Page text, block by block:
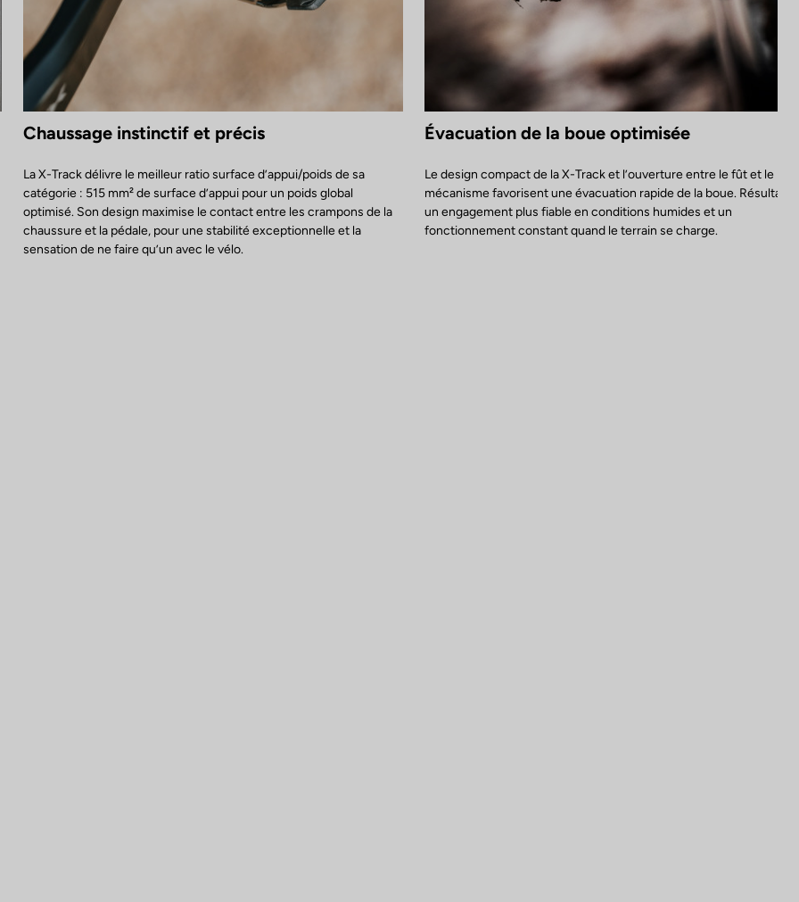
Chaussage instinctif et précis
La X-Track délivre le meilleur ratio surface d’appui/poids de sa
catégorie : 515 mm² de surface d’appui pour un poids global
optimisé. Son design maximise le contact entre les crampons de la
chaussure et la pédale, pour une stabilité exceptionnelle et la
sensation de ne faire qu’un avec le vélo.
Évacuation de la boue optimisée
Le design compact de la X-Track et l’ouverture entre le fût et le
mécanisme favorisent une évacuation rapide de la boue. Résultat :
un engagement plus fiable en conditions humides et un
fonctionnement constant quand le terrain se charge.